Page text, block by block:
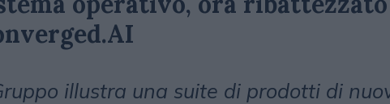
illustra una suite di prodotti di